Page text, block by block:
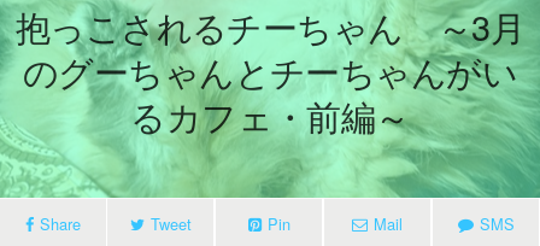
抱っこされるチーちゃん ～3月
のグーちゃんとチーちゃんがい
るカフェ・前編～
Share Tweet Pin Mail SMS